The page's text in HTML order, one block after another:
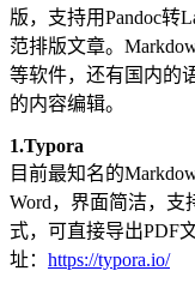
版，支持用Pandoc转
范排版文章。
等软件，还有国内的
的内容编辑。
1.Typora
目前最知名的
Word，界面简洁，
式，可直接导出PDF
址： https://typora.io/